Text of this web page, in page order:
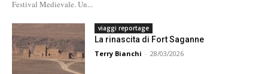
Festival Medievale. Un...
viaggi reportage
La rinascita di Fort Saganne
Terry Bianchi - 28/03/2026